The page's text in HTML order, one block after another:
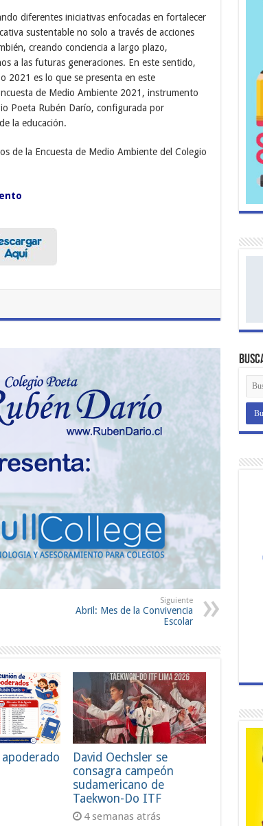
diferentes iniciativas enfocadas en fortalecer
sustentable no solo a través de acciones
creando conciencia a largo plazo,
a las futuras generaciones. En este sentido,
2021 es lo que se presenta en este
de Medio Ambiente 2021, instrumento
Poeta Rubén Darío, configurada por
la educación.
de la Encuesta de Medio Ambiente del Colegio
Siguiente
Abril: Mes de la Convivencia
Escolar
David Oechsler se
consagra campeón
sudamericano de
Taekwon-Do ITF
4 semanas atrás